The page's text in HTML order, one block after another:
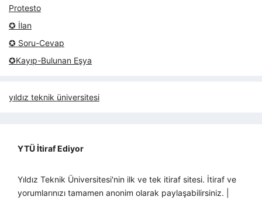
Protesto
✪ İlan
✪ Soru-Cevap
✪Kayıp-Bulunan Eşya
yıldız teknik üniversitesi
YTÜ İtiraf Ediyor
Yıldız Teknik Üniversitesi'nin ilk ve tek itiraf sitesi. İtiraf ve
yorumlarınızı tamamen anonim olarak paylaşabilirsiniz. |